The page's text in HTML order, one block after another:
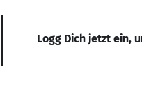
Logg Dich jetzt ein,